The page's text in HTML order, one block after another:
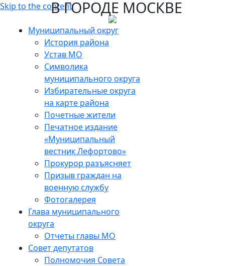
Skip to the contentВ ГОРОДЕ МОСКВЕ
Муниципальный округ
История района
Устав МО
Символика
муниципального округа
Избирательные округа
на карте района
Почетные жители
Печатное издание
«Муниципальный
вестник Лефортово»
Прокурор разъясняет
Призыв граждан на
военную службу
Фотогалерея
Глава муниципального
округа
Отчеты главы МО
Совет депутатов
Полномочия Совета